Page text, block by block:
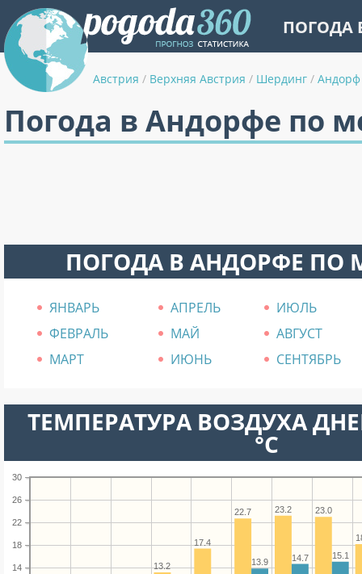
ПОГОДА
Австрия / Верхняя Австрия / Шердинг / Андорф
Погода в Андорфе по
ПОГОДА В АНДОРФЕ ПО
ЯНВАРЬ АПРЕЛЬ
ИЮЛЬ
ФЕВРАЛЬ
МАЙ
АВГУСТ
МАРТ
ИЮНЬ СЕНТЯБРЬ
ТЕМПЕРАТУРА ВОЗДУХА
°C
14
18
22
26
30
23.0
23.2
22.7
17.4
13.2
15.1
14.7
13.9